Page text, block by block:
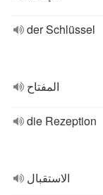
der Schlüssel
المفتاح
die Rezeption
الاستقبال